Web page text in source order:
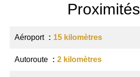
Proximités
Aéroport 15 kilomètres
Autoroute 2 kilomètres